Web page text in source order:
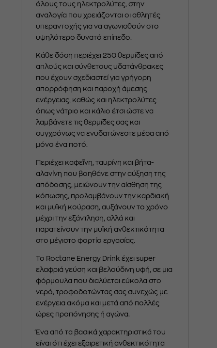
όλους τους ηλεκτρολύτες, στην
αναλογία που χρειάζονται οι αθλητές
υπεραντοχής για να αγωνισθούν στο
υψηλότερο δυνατό επίπεδο.
Κάθε δόση περιέχει 250 θερμίδες από
απλούς και σύνθετους υδατάνθρακες
που έχουν σχεδιαστεί για γρήγορη
απορρόφηση και παροχή άμεσης
ενέργειας, καθώς και ηλεκτρολύτες
όπως νάτριο και κάλιο έτσι ώστε να
λαμβάνετε τις θερμίδες σας και
συγχρόνως να ενυδατώνεστε μέσα από
μόνο ένα ποτό.
Περιέχει καφεΐνη, ταυρίνη και βήτα-
αλανίνη που βοηθάνε στην αύξηση της
απόδοσης, μειώνουν την αίσθηση της
κόπωσης, προλαμβάνουν την καρδιακή
και μυϊκή κούραση, αυξάνουν το χρόνο
μέχρι την εξάντληση, αλλά και
παρατείνουν την μυϊκή ανθεκτικότητα
στο μέγιστο φορτίο εργασίας.
Το Roctane Energy Drink έχει super
ελαφριά γεύση και βελούδινη υφή, σε μια
φόρμουλα που διαλύεται εύκολα στο
νερό, τροφοδοτώντας σας συνεχώς με
ενέργεια ακόμα και μετά από πολλές
ώρες προπόνησης ή αγώνα.
Ένα από τα βασικά χαρακτηριστικά του
είναι ότι έχει εξαιρετική ανθεκτικότητα